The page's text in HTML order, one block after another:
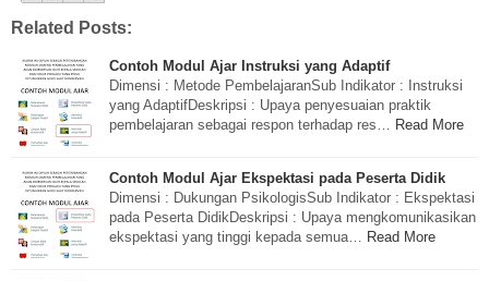
Related Posts:
Contoh Modul Ajar Instruksi yang Adaptif
Dimensi : Metode PembelajaranSub Indikator : Instruksi
yang AdaptifDeskripsi : Upaya penyesuaian praktik
pembelajaran sebagai respon terhadap res… Read More
Contoh Modul Ajar Ekspektasi pada Peserta Didik
Dimensi : Dukungan PsikologisSub Indikator : Ekspektasi
pada Peserta DidikDeskripsi : Upaya mengkomunikasikan
ekspektasi yang tinggi kepada semua… Read More